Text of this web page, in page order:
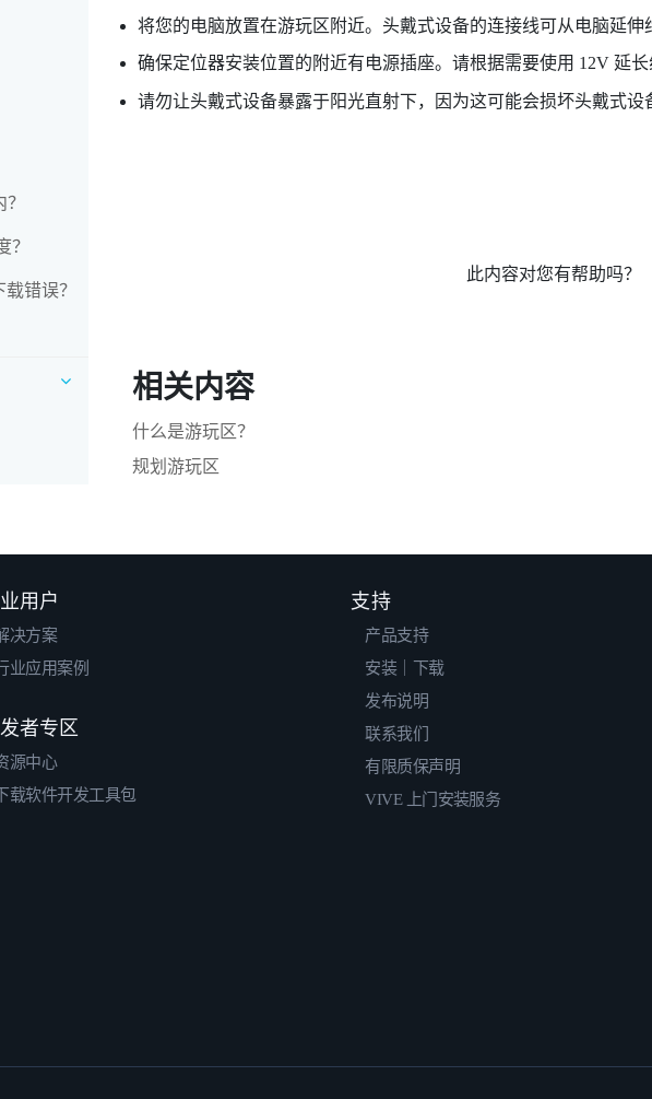
？
错误？
将您的电脑放置在游玩区附近。头戴式设备的连接线可从电脑延伸
确保定位器安装位置的附近有电源插座。请根据需要使用 12V 延长
请勿让头戴式设备暴露于阳光直射下，因为这可能会损坏头戴式设
此内容对您有帮助吗？
相关内容
什么是游玩区？
规划游玩区
用户
决方案
业应用案例
者专区
源中心
下载软件开发工具包
支持
产品支持
安装｜下载
发布说明
联系我们
有限质保声明
VIVE 上门安装服务